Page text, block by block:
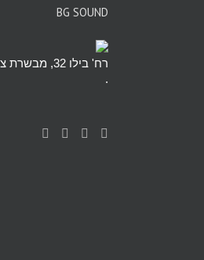
BG SOUND
רח' בילו 32, מבשרת ציון (חצי שעה מהמרכז)
.